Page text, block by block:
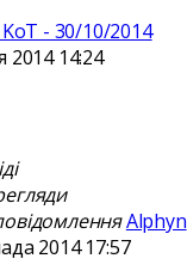
- 30/10/2014
2014 14:24
Alphyn
2014 17:57